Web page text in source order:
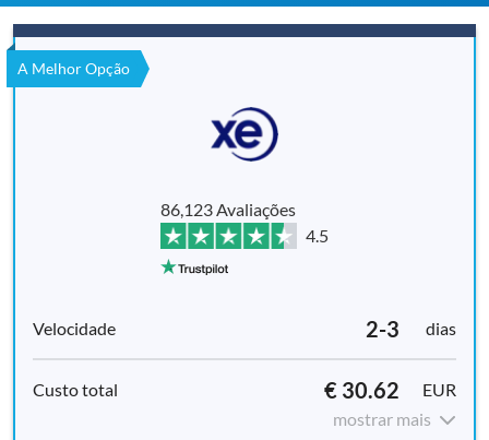
A Melhor Opção
86,123 Avaliações
4.5
2-3 dias
€ 30.62
EUR
mostrar mais